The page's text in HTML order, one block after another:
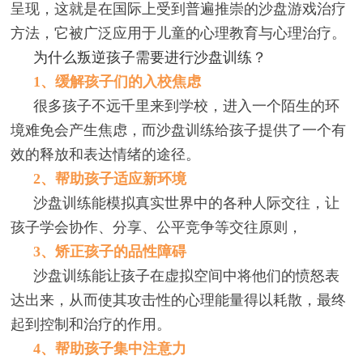
呈现，这就是在国际上受到普遍推崇的沙盘游戏治疗
方法，它被广泛应用于儿童的心理教育与心理治疗。
为什么叛逆孩子需要进行沙盘训练？
1、缓解孩子们的入校焦虑
很多孩子不远千里来到学校，进入一个陌生的环
境难免会产生焦虑，而沙盘训练给孩子提供了一个有
效的释放和表达情绪的途径。
2、帮助孩子适应新环境
沙盘训练能模拟真实世界中的各种人际交往，让
孩子学会协作、分享、公平竞争等交往原则，
3、矫正孩子的品性障碍
沙盘训练能让孩子在虚拟空间中将他们的愤怒表
达出来，从而使其攻击性的心理能量得以耗散，最终
起到控制和治疗的作用。
4、帮助孩子集中注意力